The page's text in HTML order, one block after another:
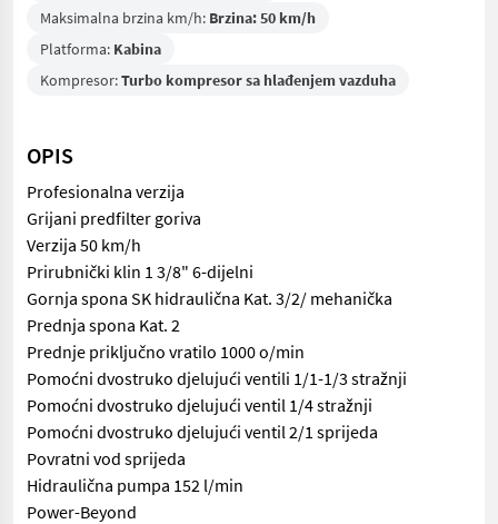
Maksimalna brzina km/h: Brzina: 50 km/h
Platforma: Kabina
Kompresor:Turbo kompresor sa hlađenjem vazduha
OPIS
Profesionalna verzija
Grijani predfilter goriva
Verzija 50 km/h
Prirubnički klin 1 3/8" 6-dijelni
Gornja spona SK hidraulična Kat. 3/2/ mehanička
Prednja spona Kat. 2
Prednje priključno vratilo 1000 o/min
Pomoćni dvostruko djelujući ventili 1/1-1/3 stražnji
Pomoćni dvostruko djelujući ventil 1/4 stražnji
Pomoćni dvostruko djelujući ventil 2/1 sprijeda
Povratni vod sprijeda
Hidraulična pumpa 152 l/min
Power-Beyond